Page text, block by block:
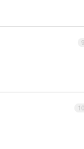
9
10